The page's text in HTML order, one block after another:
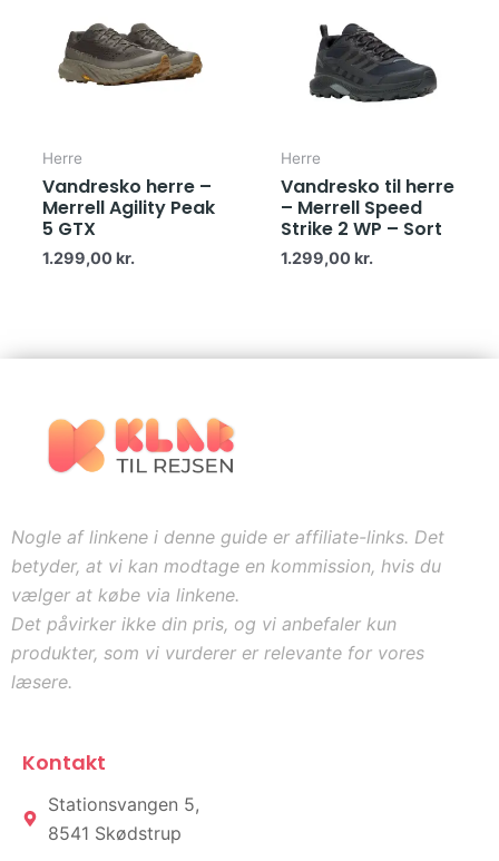
Herre
Vandresko herre –
Merrell Agility Peak
5 GTX
1.299,00 kr.
Herre
Vandresko til herre
– Merrell Speed
Strike 2 WP – Sort
1.299,00 kr.
Nogle af linkene i denne guide er affiliate-links. Det
betyder, at vi kan modtage en kommission, hvis du
vælger at købe via linkene.
Det påvirker ikke din pris, og vi anbefaler kun
produkter, som vi vurderer er relevante for vores
læsere.
Kontakt
Stationsvangen 5,
8541 Skødstrup